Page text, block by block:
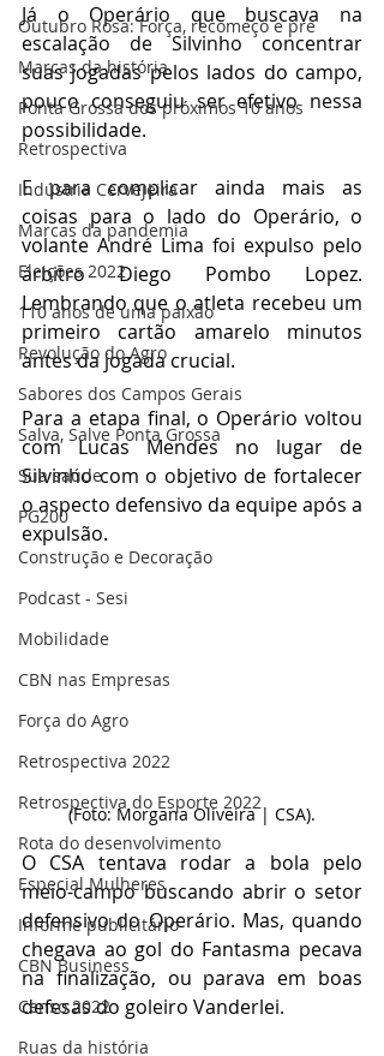
Outubro Rosa: Força, recomeço e pre
Marcas da história
Ponta Grossa dos próximos 10 anos
Retrospectiva
Indústria Cervejeira
Marcas da pandemia
Eleições 2022
110 anos de uma paixão
Revolução do Agro
Sabores dos Campos Gerais
Salva, Salve Ponta Grossa
Sua saúde
PG200
Construção e Decoração
Podcast - Sesi
Mobilidade
CBN nas Empresas
Força do Agro
Retrospectiva 2022
Retrospectiva do Esporte 2022
Rota do desenvolvimento
Especial Mulheres
Informe publicitário
CBN Business
Censo 2022
Ruas da história
Já o Operário que buscava na
escalação de Silvinho concentrar
suas jogadas pelos lados do campo,
pouco conseguiu ser efetivo nessa
possibilidade.
E para complicar ainda mais as
coisas para o lado do Operário, o
volante André Lima foi expulso pelo
árbitro Diego Pombo Lopez.
Lembrando que o atleta recebeu um
primeiro cartão amarelo minutos
antes da jogada crucial.
Para a etapa final, o Operário voltou
com Lucas Mendes no lugar de
Silvinho com o objetivo de fortalecer
o aspecto defensivo da equipe após a
expulsão.
(Foto: Morgana Oliveira | CSA).
O CSA tentava rodar a bola pelo
meio-campo buscando abrir o setor
defensivo do Operário. Mas, quando
chegava ao gol do Fantasma pecava
na finalização, ou parava em boas
defesas do goleiro Vanderlei.